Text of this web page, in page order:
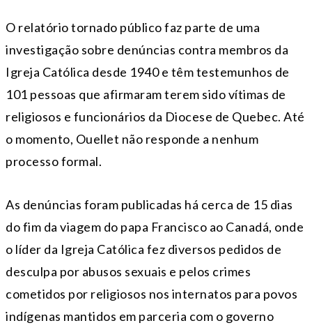
O relatório tornado público faz parte de uma
investigação sobre denúncias contra membros da
Igreja Católica desde 1940 e têm testemunhos de
101 pessoas que afirmaram terem sido vítimas de
religiosos e funcionários da Diocese de Quebec. Até
o momento, Ouellet não responde a nenhum
processo formal.
As denúncias foram publicadas há cerca de 15 dias
do fim da viagem do papa Francisco ao Canadá, onde
o líder da Igreja Católica fez diversos pedidos de
desculpa por abusos sexuais e pelos crimes
cometidos por religiosos nos internatos para povos
indígenas mantidos em parceria com o governo